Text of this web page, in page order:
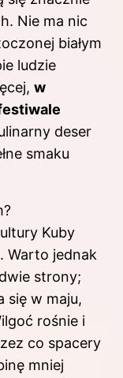
Nie ma nic
białym
ludzie
w
deser
smaku
Kuby
Warto jednak
strony;
się w maju,
rośnie i
co spacery
mniej